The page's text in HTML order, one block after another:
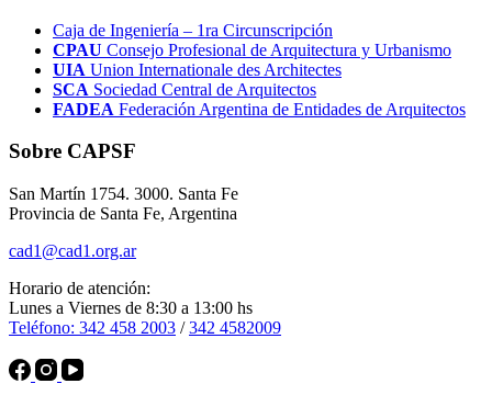
Caja de Ingeniería – 1ra Circunscripción
CPAU Consejo Profesional de Arquitectura y Urbanismo
UIA Union Internationale des Architectes
SCA Sociedad Central de Arquitectos
FADEA Federación Argentina de Entidades de Arquitectos
Sobre CAPSF
San Martín 1754. 3000. Santa Fe
Provincia de Santa Fe, Argentina
cad1@cad1.org.ar
Horario de atención:
Lunes a Viernes de 8:30 a 13:00 hs
Teléfono: 342 458 2003 /342 4582009